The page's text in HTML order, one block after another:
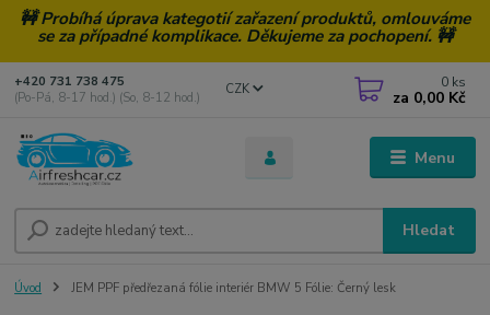
🚧 Probíhá úprava kategotií zařazení produktů, omlouváme
se za případné komplikace. Děkujeme za pochopení. 🚧
Menu
CZK
Hledat
+420 731 738 475
(Po-Pá, 8-17 hod.) (So, 8-12 hod.)
0 ks
za 0,00 Kč
Úvod JEM PPF předřezaná fólie interiér BMW 5 Fólie: Černý lesk